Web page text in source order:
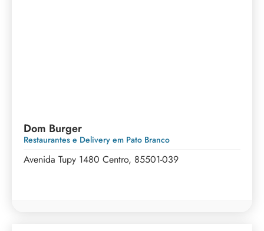
Dom Burger
Restaurantes e Delivery em Pato Branco
Avenida Tupy 1480 Centro, 85501-039